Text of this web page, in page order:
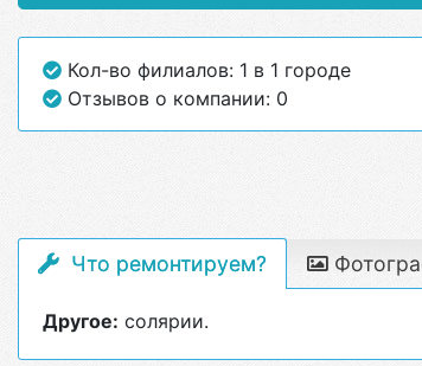
Кол-во филиалов: 1 в 1 городе
Отзывов о компании: 0
Что ремонтируем?
Другое: солярии.